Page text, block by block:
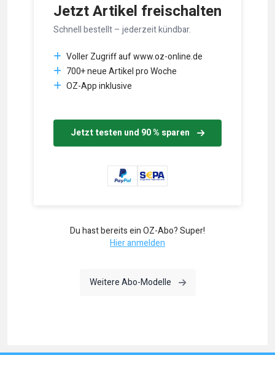
Jetzt Artikel freischalten
Schnell bestellt – jederzeit kündbar.
Voller Zugriff auf www.oz-online.de
700+ neue Artikel pro Woche
OZ-App inklusive
Jetzt testen und 90 % sparen
Du hast bereits ein OZ-Abo? Super!
Hier anmelden
Weitere Abo-Modelle